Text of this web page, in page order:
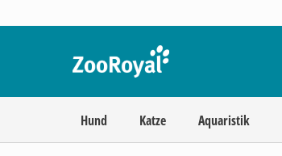
Hund Katze Aquaristik